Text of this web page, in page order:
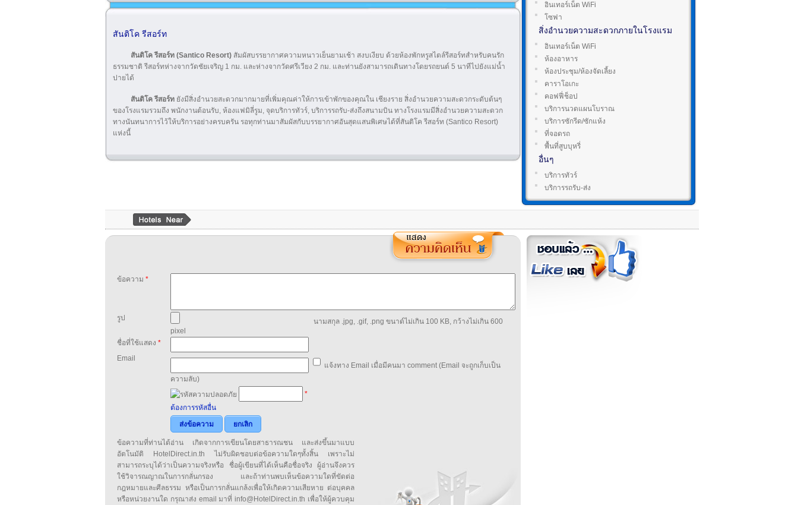
สันติโค รีสอร์ท
สันติโค รีสอร์ท (Santico Resort) สัมผัสบรรยากาศความหนาวเย็นยามเช้า สงบเงียบ ด้วยห้องพักหรูสไตล์รีสอร์ทสำหรับคนรัก
ธรรมชาติ รีสอร์ทห่างจากวัดชัยเจริญ 1 กม. และห่างจากวัดศรีเวียง 2 กม. และท่านยังสามารถเดินทางโดยรถยนต์ 5 นาทีไปยังแม่น้ำ
ปายได้
สันติโค รีสอร์ท ยังมีสิ่งอำนวยสะดวกมากมายที่เพิ่มคุณค่าให้การเข้าพักของคุณใน เชียงราย สิ่งอำนวยความสะดวกระดับต้นๆ
ของโรงแรมรวมถึง พนักงานต้อนรับ, ห้องแฟมิลี่รูม, จุดบริการทัวร์, บริการรถรับ-ส่งถึงสนามบิน ทางโรงแรมมีสิ่งอำนวยความสะดวก
ทางนันทนาการไว้ให้บริการอย่างครบครัน รอทุกท่านมาสัมผัสกับบรรยากาศอันสุดแสนพิเศษได้ที่สันติโค รีสอร์ท (Santico Resort)
แห่งนี้
อินเทอร์เน็ต WiFi
โซฟา
สิ่งอำนวยความสะดวกภายในโรงแรม
อินเทอร์เน็ต WiFi
ห้องอาหาร
ห้องประชุม/ห้องจัดเลี้ยง
คาราโอเกะ
คอฟฟี่ช็อป
บริการนวดแผนโบราณ
บริการซักรีด/ซักแห้ง
ที่จอดรถ
พื้นที่สูบบุหรี่
อื่นๆ
บริการทัวร์
บริการรถรับ-ส่ง
ข้อความ *
รูป
นามสกุล .jpg, .gif, .png ขนาด์ไม่เกิน 100 KB, กว้างไม่เกิน 600
pixel
ชื่อที่ใช้แสดง *
Email
แจ้งทาง Email เมื่อมีคนมา comment (Email จะถูกเก็บเป็น
ความลับ)
*
ต้องการรหัสอื่น
ส่งข้อความ
ยกเลิก
ข้อความที่ท่านได้อ่าน เกิดจากการเขียนโดยสาธารณชน และส่งขึ้นมาแบบ
อัตโนมัติ HotelDirect.in.th ไม่รับผิดชอบต่อข้อความใดๆทั้งสิ้น เพราะไม่
สามารถระบุได้ว่าเป็นความจริงหรือ ชื่อผู้เขียนที่ได้เห็นคือชื่อจริง ผู้อ่านจึงควร
ใช้วิจารณญาณในการกลั่นกรอง และถ้าท่านพบเห็นข้อความใดที่ขัดต่อ
กฎหมายและศีลธรรม หรือเป็นการกลั่นแกล้งเพื่อให้เกิดความเสียหาย ต่อบุคคล
หรือหน่วยงานใด กรุณาส่ง email มาที่ info@HotelDirect.in.th เพื่อให้ผู้ควบคุม